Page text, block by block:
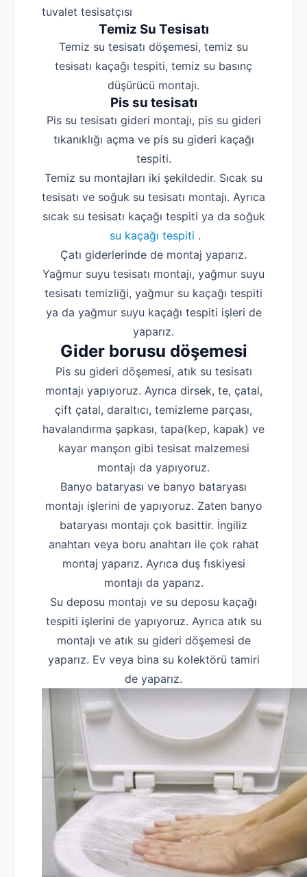
tuvalet tesisatçısı
Temiz Su Tesisatı
Temiz su tesisatı döşemesi, temiz su
tesisatı kaçağı tespiti, temiz su basınç
düşürücü montajı.
Pis su tesisatı
Pis su tesisatı gideri montajı, pis su gideri
tıkanıklığı açma ve pis su gideri kaçağı
tespiti.
Temiz su montajları iki şekildedir. Sıcak su
tesisatı ve soğuk su tesisatı montajı. Ayrıca
sıcak su tesisatı kaçağı tespiti ya da soğuk
su kaçağı tespiti .
Çatı giderlerinde de montaj yaparız.
Yağmur suyu tesisatı montajı, yağmur suyu
tesisatı temizliği, yağmur su kaçağı tespiti
ya da yağmur suyu kaçağı tespiti işleri de
yaparız.
Gider borusu döşemesi
Pis su gideri döşemesi, atık su tesisatı
montajı yapıyoruz. Ayrıca dirsek, te, çatal,
çift çatal, daraltıcı, temizleme parçası,
havalandırma şapkası, tapa(kep, kapak) ve
kayar manşon gibi tesisat malzemesi
montajı da yapıyoruz.
Banyo bataryası ve banyo bataryası
montajı işlerini de yapıyoruz. Zaten banyo
bataryası montajı çok basittir. İngiliz
anahtarı veya boru anahtarı ile çok rahat
montaj yaparız. Ayrıca duş fıskiyesi
montajı da yaparız.
Su deposu montajı ve su deposu kaçağı
tespiti işlerini de yapıyoruz. Ayrıca atık su
montajı ve atık su gideri döşemesi de
yaparız. Ev veya bina su kolektörü tamiri
de yaparız.